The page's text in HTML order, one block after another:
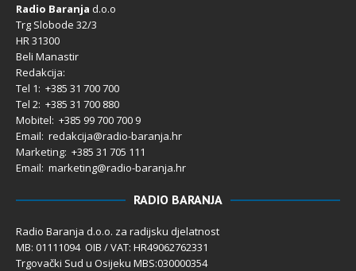
Radio Baranja d.o.o
Trg Slobode 32/3
HR 31300
Beli Manastir
Redakcija:
Tel 1: +385 31 700 700
Tel 2: +385 31 700 880
Mobitel: +385 99 700 700 9
Email: redakcija@radio-baranja.hr
Marketing: +385 31 705 111
Email: marketing@radio-baranja.hr
RADIO BARANJA
Radio Baranja d.o.o. za radijsku djelatnost
MB: 01111094 OIB / VAT: HR49062762331
Trgovački Sud u Osijeku MBS:030000354